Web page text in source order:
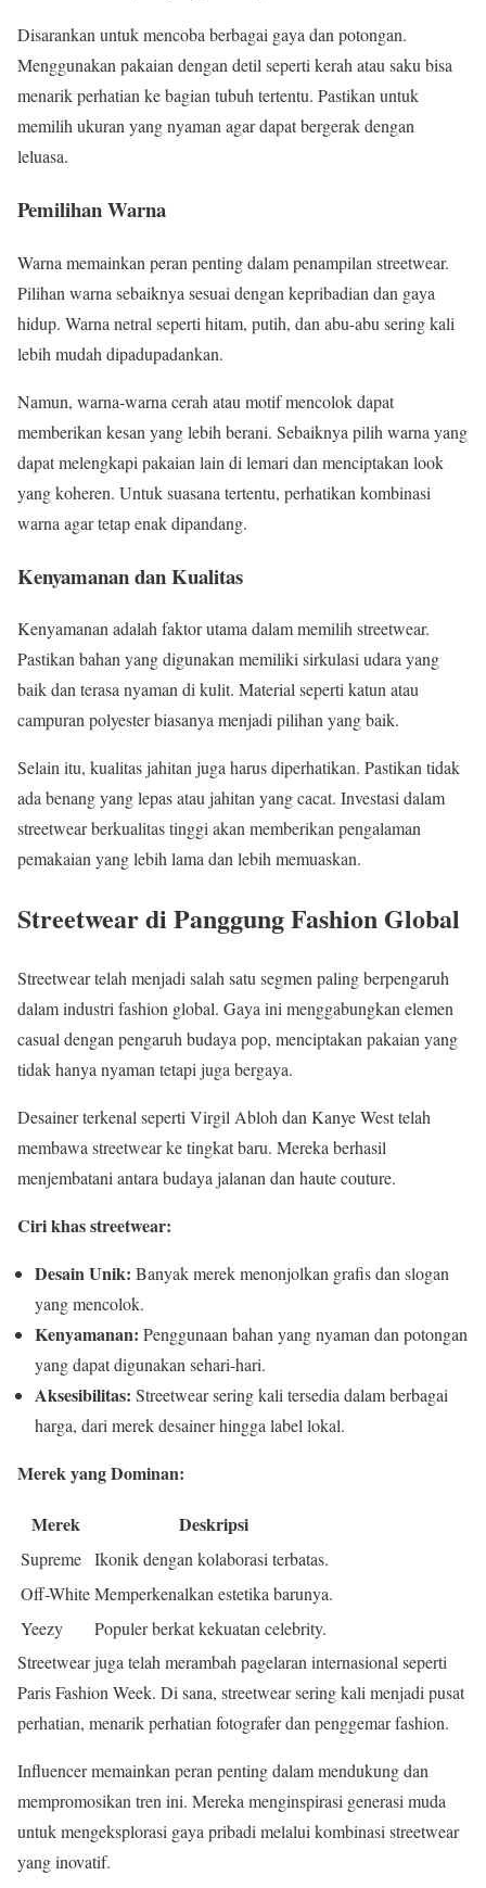
Disarankan untuk mencoba berbagai gaya dan potongan.
Menggunakan pakaian dengan detil seperti kerah atau saku bisa
menarik perhatian ke bagian tubuh tertentu. Pastikan untuk
memilih ukuran yang nyaman agar dapat bergerak dengan
leluasa.
Pemilihan Warna
Warna memainkan peran penting dalam penampilan streetwear.
Pilihan warna sebaiknya sesuai dengan kepribadian dan gaya
hidup. Warna netral seperti hitam, putih, dan abu-abu sering kali
lebih mudah dipadupadankan.
Namun, warna-warna cerah atau motif mencolok dapat
memberikan kesan yang lebih berani. Sebaiknya pilih warna yang
dapat melengkapi pakaian lain di lemari dan menciptakan look
yang koheren. Untuk suasana tertentu, perhatikan kombinasi
warna agar tetap enak dipandang.
Kenyamanan dan Kualitas
Kenyamanan adalah faktor utama dalam memilih streetwear.
Pastikan bahan yang digunakan memiliki sirkulasi udara yang
baik dan terasa nyaman di kulit. Material seperti katun atau
campuran polyester biasanya menjadi pilihan yang baik.
Selain itu, kualitas jahitan juga harus diperhatikan. Pastikan tidak
ada benang yang lepas atau jahitan yang cacat. Investasi dalam
streetwear berkualitas tinggi akan memberikan pengalaman
pemakaian yang lebih lama dan lebih memuaskan.
Streetwear di Panggung Fashion Global
Streetwear telah menjadi salah satu segmen paling berpengaruh
dalam industri fashion global. Gaya ini menggabungkan elemen
casual dengan pengaruh budaya pop, menciptakan pakaian yang
tidak hanya nyaman tetapi juga bergaya.
Desainer terkenal seperti Virgil Abloh dan Kanye West telah
membawa streetwear ke tingkat baru. Mereka berhasil
menjembatani antara budaya jalanan dan haute couture.
Ciri khas streetwear:
Desain Unik: Banyak merek menonjolkan grafis dan slogan
yang mencolok.
Kenyamanan: Penggunaan bahan yang nyaman dan potongan
yang dapat digunakan sehari-hari.
Aksesibilitas: Streetwear sering kali tersedia dalam berbagai
harga, dari merek desainer hingga label lokal.
Merek yang Dominan:
Merek Deskripsi
Supreme Ikonik dengan kolaborasi terbatas.
Off-WhiteMemperkenalkan estetika barunya.
Yeezy
Populer berkat kekuatan celebrity.
Streetwear juga telah merambah pagelaran internasional seperti
Paris Fashion Week. Di sana, streetwear sering kali menjadi pusat
perhatian, menarik perhatian fotografer dan penggemar fashion.
Influencer memainkan peran penting dalam mendukung dan
mempromosikan tren ini. Mereka menginspirasi generasi muda
untuk mengeksplorasi gaya pribadi melalui kombinasi streetwear
yang inovatif.